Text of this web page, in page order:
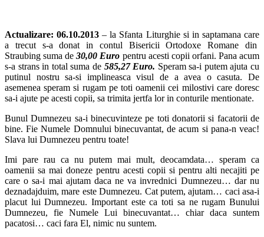
Actualizare: 06.10.2013 – la Sfanta Liturghie si in saptamana care
a trecut s-a donat in contul Bisericii Ortodoxe Romane din
Straubing suma de30,00 Euro pentru acesti copii orfani. Pana acum
s-a strans in total suma de 585,27 Euro. Speram sa-i putem ajuta cu
putinul nostru sa-si implineasca visul de a avea o casuta. De
asemenea speram si rugam pe toti oamenii cei milostivi care doresc
sa-i ajute pe acesti copii, sa trimita jertfa lor in conturile mentionate.
Bunul Dumnezeu sa-i binecuvinteze pe toti donatorii si facatorii de
bine. Fie Numele Domnului binecuvantat, de acum si pana-n veac!
Slava lui Dumnezeu pentru toate!
Imi pare rau ca nu putem mai mult, deocamdata… speram ca
oamenii sa mai doneze pentru acesti copii si pentru alti necajiti pe
care o sa-i mai ajutam daca ne va invrednici Dumnezeu… dar nu
deznadajduim, mare este Dumnezeu. Cat putem, ajutam… caci asa-i
placut lui Dumnezeu. Important este ca toti sa ne rugam Bunului
Dumnezeu, fie Numele Lui binecuvantat… chiar daca suntem
pacatosi… caci fara El, nimic nu suntem.